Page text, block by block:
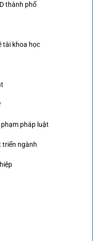
thành phố
tài khoa học
pháp luật
triển ngành